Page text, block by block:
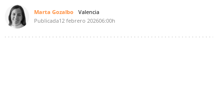
Marta Gozalbo
Valencia
Publicada12 febrero 202606:00h